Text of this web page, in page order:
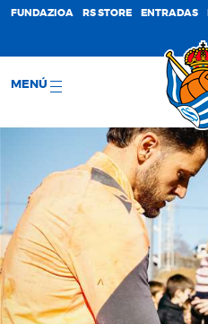
FUNDAZIOA RS STORE ENTRADAS
MENÚ